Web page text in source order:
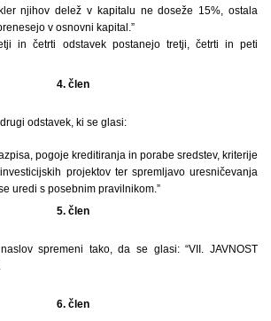
njihov delež v kapitalu ne doseže 15%, ostala
v osnovni kapital.”
in četrti odstavek postanejo tretji, četrti in peti
4. člen
odstavek, ki se glasi:
pogoje kreditiranja in porabe sredstev, kriterije
projektov ter spremljavo uresničevanja
uredi s posebnim pravilnikom.”
5. člen
spremeni tako, da se glasi: “VII. JAVNOST
6. člen